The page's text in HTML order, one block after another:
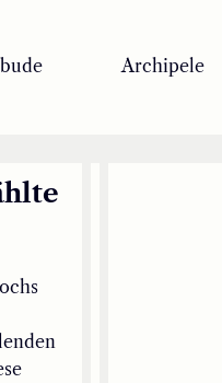
Archipele